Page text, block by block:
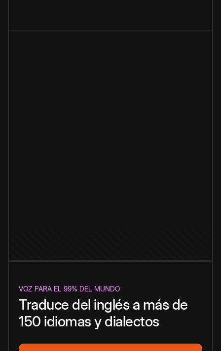
VOZ PARA EL 99% DEL MUNDO
Traduce del inglés a más de
150 idiomas y dialectos